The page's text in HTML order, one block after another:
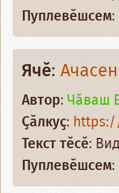
Пуплевӗшсем
Ячӗ:
Автор: Чӑваш
Ҫӑлкуҫ:
Текст тӗсӗ:
Пуплевӗшсем